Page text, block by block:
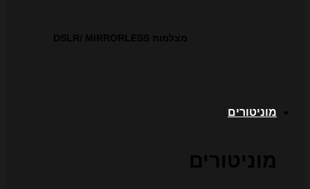
מצלמות DSLR/ MIRRORLESS